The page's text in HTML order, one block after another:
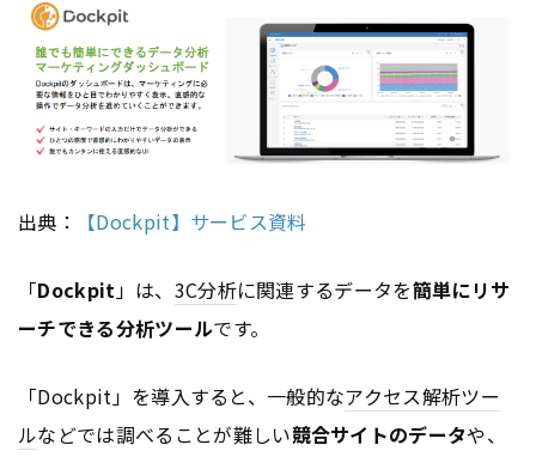
出典： 【Dockpit】サービス資料
「Dockpit」は、 3C分析に関連するデータを簡単にリサ
ーチできる分析ツールです。
「Dockpit」を導入すると、一般的なアクセス解析ツー
ルなどでは調べることが難しい競合サイトのデータや、